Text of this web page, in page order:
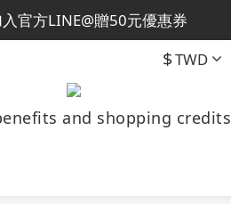
入會員即贈50元購物金
入官方LINE@贈50元優惠券
加入會員即贈50元購物金$TWD
and shopping credits